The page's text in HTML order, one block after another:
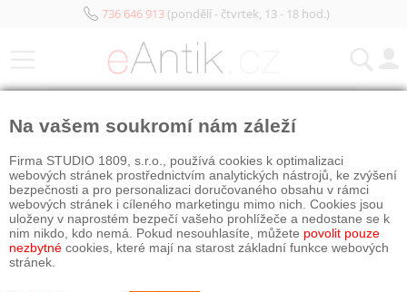
736 646 913(pondělí - čtvrtek, 13 - 18 hod.)
Na vašem soukromí nám záleží
Firma STUDIO 1809, s.r.o., používá cookies k optimalizaci
webových stránek prostřednictvím analytických nástrojů, ke zvýšení
bezpečnosti a pro personalizaci doručovaného obsahu v rámci
webových stránek i cíleného marketingu mimo nich. Cookies jsou
uloženy v naprostém bezpečí vašeho prohlížeče a nedostane se k
nim nikdo, kdo nemá. Pokud nesouhlasíte, můžete povolit pouze
nezbytné cookies, které mají na starost základní funkce webových
stránek.